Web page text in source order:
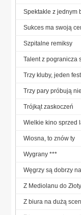
Spektakle z jednym
Sukces ma swoją
Szpitalne remiksy
Talent z pogranicza
Trzy kluby, jeden
Trzy pary próbują
Trójkąt zaskoczeń
Wielkie kino sprzed
Wiosna, to znów ty
Wygrany ***
Węgrzy są dobrzy
Z Mediolanu do
Z biura na dużą